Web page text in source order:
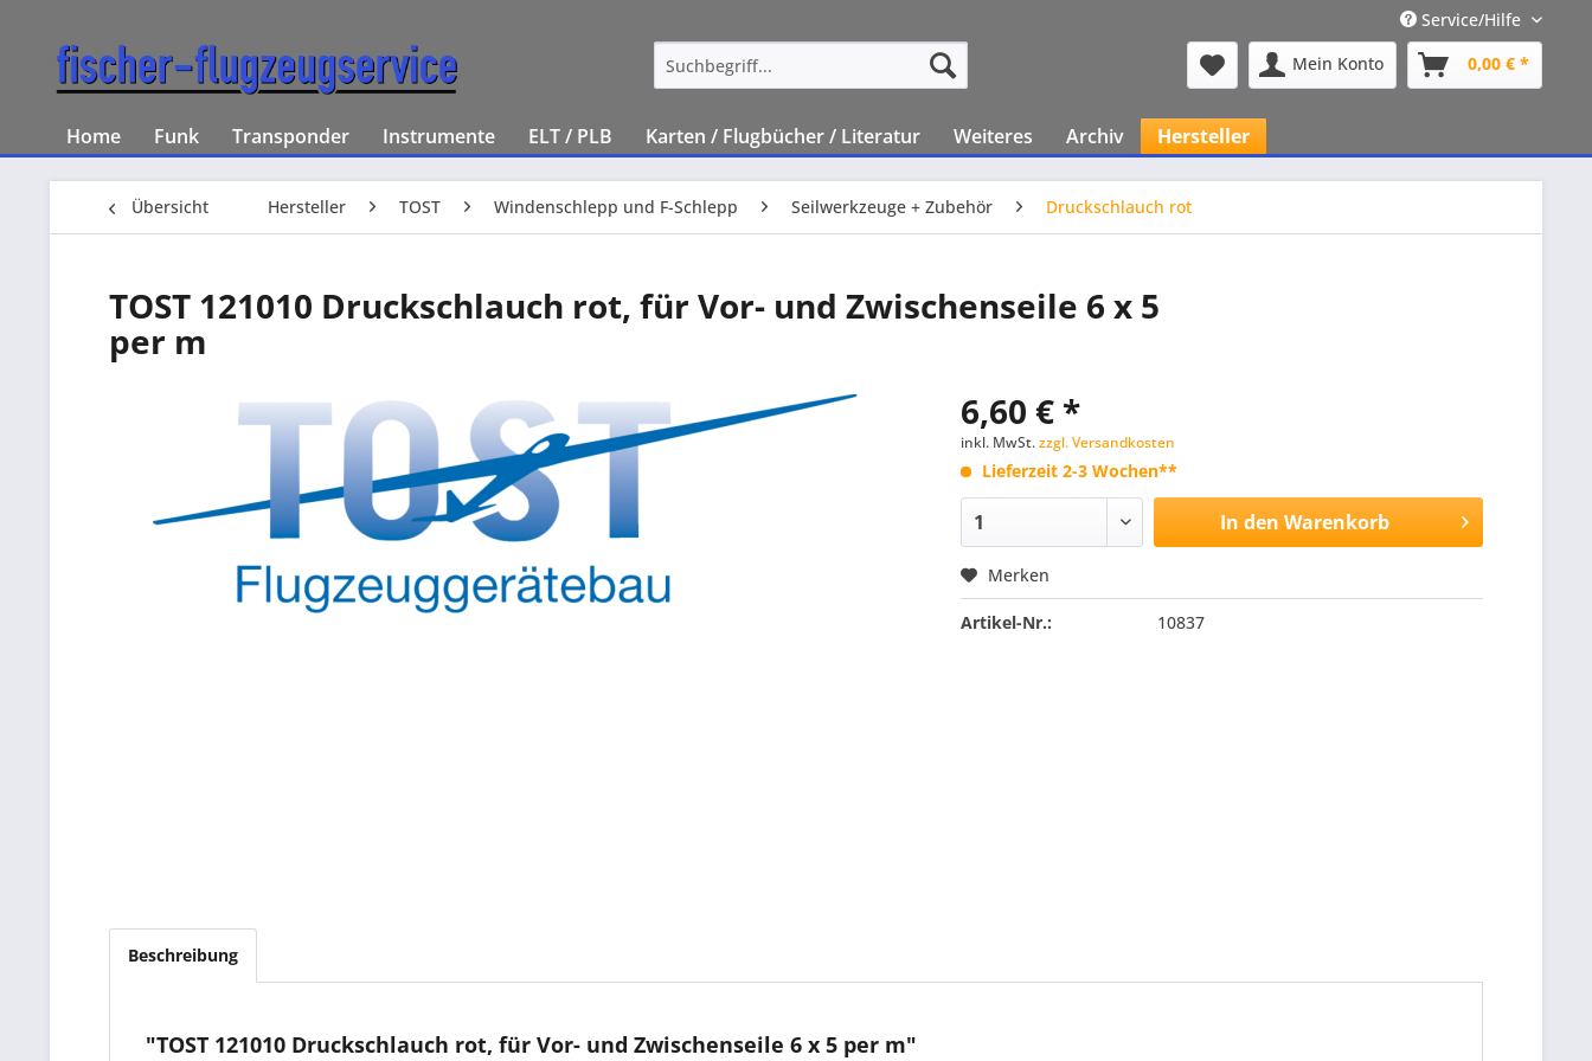
Service/Hilfe
Mein Konto
0,00 € *
Home Funk Transponder Instrumente ELT / PLB Karten / Flugbücher / Literatur Weiteres Archiv Hersteller
Übersicht Hersteller TOST Windenschlepp und F-Schlepp Seilwerkzeuge + Zubehör Druckschlauch rot
TOST 121010 Druckschlauch rot, für Vor- und Zwischenseile 6 x 5
per m
6,60 € *
inkl. MwSt.zzgl. Versandkosten
Lieferzeit 2-3 Wochen**
In den Warenkorb
Merken
Artikel-Nr.: 10837
Beschreibung
"TOST 121010 Druckschlauch rot, für Vor- und Zwischenseile 6 x 5 per m"